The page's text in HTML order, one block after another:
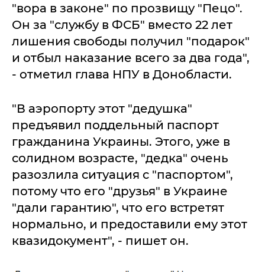
"вора в законе" по прозвищу "Пецо".
Он за "службу в ФСБ" вместо 22 лет
лишения свободы получил "подарок"
и отбыл наказание всего за два года",
- отметил глава НПУ в Донобласти.
"В аэропорту этот "дедушка"
предъявил поддельный паспорт
гражданина Украины. Этого, уже в
солидном возрасте, "дедка" очень
разозлила ситуация с "паспортом",
потому что его "друзья" в Украине
"дали гарантию", что его встретят
нормально, и предоставили ему этот
квазидокумент", - пишет он.